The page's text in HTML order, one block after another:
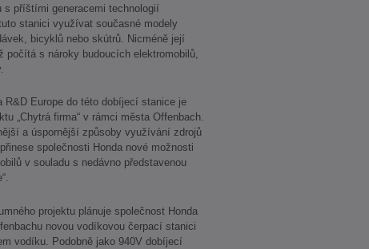
příštími generacemi technologií
stanici využívat současné modely
bicyklů nebo skútrů. Nicméně její
počítá s nároky budoucích elektromobilů,
R&D Europe do této dobíjecí stanice je
„Chytrá firma“ v rámci města Offenbach.
a úspornější způsoby využívání zdrojů
společnosti Honda nové možnosti
v souladu s nedávno představenou
projektu plánuje společnost Honda
novou vodíkovou čerpací stanici
vodíku. Podobně jako 940V dobíjecí